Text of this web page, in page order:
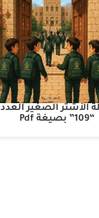
الأشتر الصغير العدد
“109” بصيغة Pdf